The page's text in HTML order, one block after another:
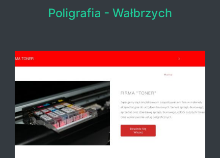
Poligrafia - Wałbrzych